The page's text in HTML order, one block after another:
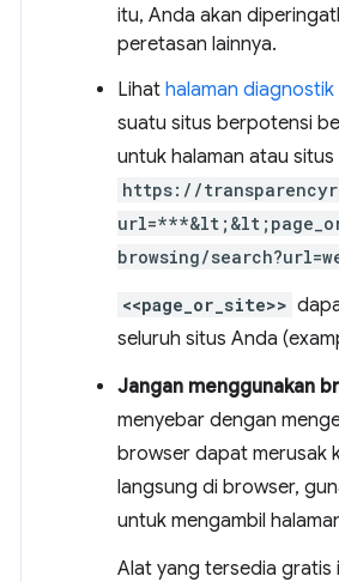
itu, Anda akan
peretasan lainnya.
Lihat halaman
suatu situs berpotensi
untuk halaman atau situs
https://
browsing/
<<page_or_site>>
seluruh situs Anda
Jangan menggunakan
menyebar dengan
browser dapat merusak
langsung di browser,
untuk mengambil
Alat yang tersedia gratis